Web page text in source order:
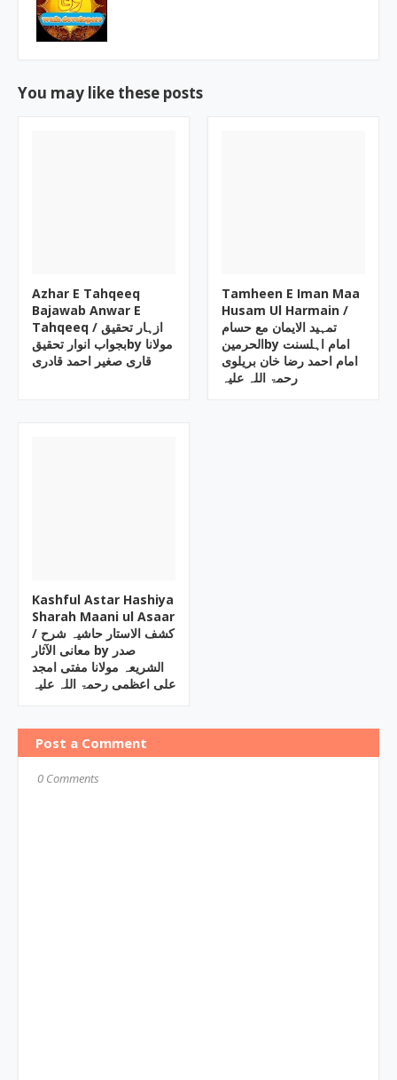
You may like these posts
Azhar E Tahqeeq
Bajawab Anwar E
Tahqeeq ‎/ ازہار تحقیق
بجواب انوار تحقیقby ‎مولانا
قاری صغیر احمد قادری
Tamheen E Iman Maa
Husam Ul Harmain ‎/
تمہید الایمان مع حسام
الحرمینby ‎امام اہلسنت
امام احمد رضا خان بریلوی
رحمۃ اللہ علیہ
Kashful Astar Hashiya
Sharah Maani ul Asaar
/ کشف الاستار حاشیہ شرح
معانی الآثار by صدر
الشریعہ مولانا مفتی امجد
علی اعظمی رحمۃ اللہ علیہ
Post a Comment
0 Comments